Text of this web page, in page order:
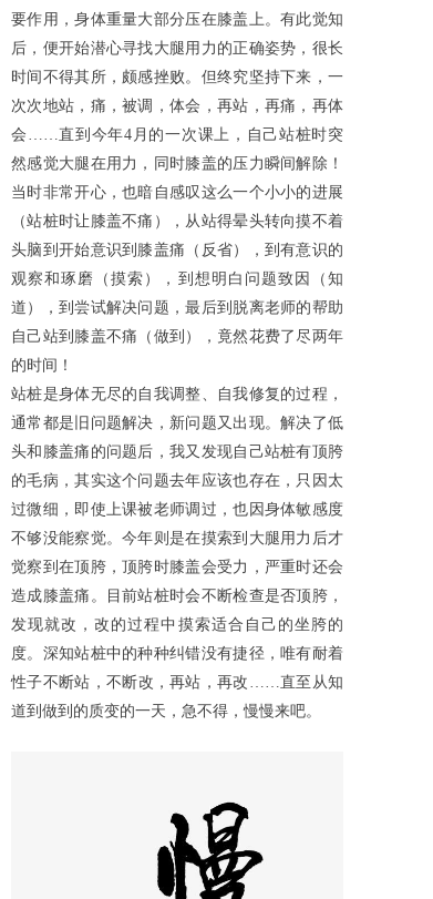
要作用，身体重量大部分压在膝盖上。有此觉知
后，便开始潜心寻找大腿用力的正确姿势，很长
时间不得其所，颇感挫败。但终究坚持下来，一
次次地站，痛，被调，体会，再站，再痛，再体
会
……直到今年4月的一次课上，自己站桩时突
然感觉大腿在用力，同时膝盖的压力瞬间解除！
当时非常开心，也暗自感叹这么一个小小的进展
（站桩时让膝盖不痛），从站得晕头转向摸不着
头脑到开始意识到膝盖痛（反省），到有意识的
观察和琢磨（摸索），到想明白问题致因（知
道），到尝试解决问题，最后到脱离老师的帮助
自己站到膝盖不痛（做到），竟然花费了尽两年
的时间！
站桩是身体无尽的自我调整、自我修复的过程，
通常都是旧问题解决，新问题又出现。解决了低
头和膝盖痛的问题后，我又发现自己站桩有顶胯
的毛病，其实这个问题去年应该也存在，只因太
过微细，即使上课被老师调过，也因身体敏感度
不够没能察觉。今年则是在摸索到大腿用力后才
觉察到在顶胯，顶胯时膝盖会受力，严重时还会
造成膝盖痛。目前站桩时会不断检查是否顶胯，
发现就改，改的过程中摸索适合自己的坐胯的
度。深知站桩中的种种纠错没有捷径，唯有耐着
性子不断站，不断改，再站，再改
……直至从知
道到做到的质变的一天，急不得，慢慢来吧。